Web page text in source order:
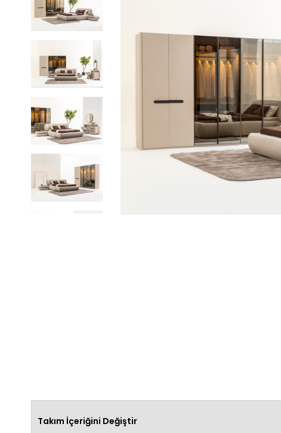
Takım İçeriğini Değiştir